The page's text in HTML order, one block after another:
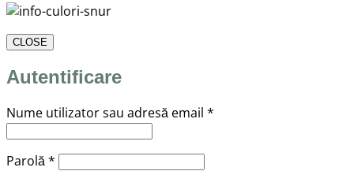
CLOSE
Autentificare
Nume utilizator sau adresă email *
Parolă* Obligatoriu